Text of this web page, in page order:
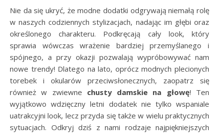
Nie da się ukryć, że modne dodatki odgrywają niemałą rolę
w naszych codziennych stylizacjach, nadając im głębi oraz
określonego charakteru. Podkręcają cały look, który
sprawia wówczas wrażenie bardziej przemyślanego i
spójnego, a przy okazji pozwalają wypróbowywać nam
nowe trendy! Dlatego na lato, oprócz modnych plecionych
torebek i okularów przeciwsłonecznych, zaopatrz się
również w zwiewne chusty damskie na głowę! Ten
wyjątkowo wdzięczny letni dodatek nie tylko wspaniale
uatrakcyjni look, lecz przyda się także w wielu praktycznych
sytuacjach. Odkryj dziś z nami rodzaje najpiękniejszych